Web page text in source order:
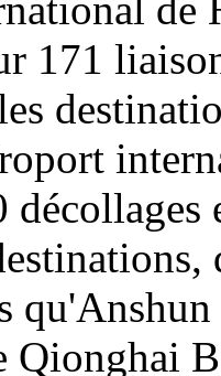
171
décollages
Qionghai